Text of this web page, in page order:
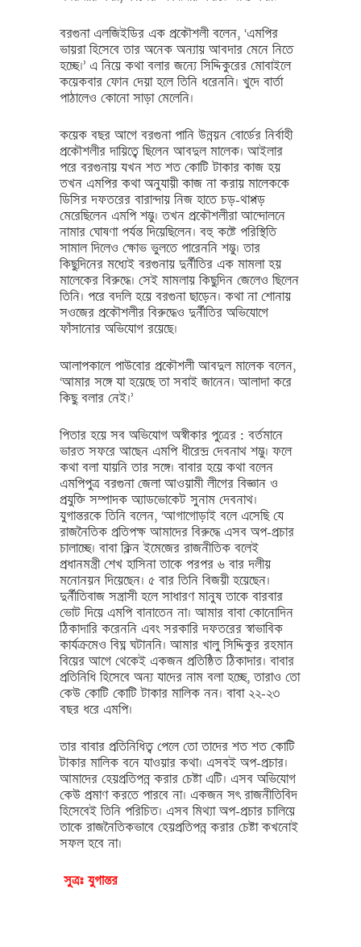
বরগুনা এলজিইডির এক প্রকৌশলী বলেন, ‘এমপির
ভায়রা হিসেবে তার অনেক অন্যায় আবদার মেনে নিতে
হচ্ছে।’ এ নিয়ে কথা বলার জন্যে সিদ্দিকুরের মোবাইলে
কয়েকবার ফোন দেয়া হলে তিনি ধরেননি। খুদে বার্তা
পাঠালেও কোনো সাড়া মেলেনি।
কয়েক বছর আগে বরগুনা পানি উন্নয়ন বোর্ডের নির্বাহী
প্রকৌশলীর দায়িত্বে ছিলেন আবদুল মালেক। আইলার
পরে বরগুনায় যখন শত শত কোটি টাকার কাজ হয়
তখন এমপির কথা অনুযায়ী কাজ না করায় মালেককে
ডিসির দফতরের বারান্দায় নিজ হাতে চড়-থাপ্পড়
মেরেছিলেন এমপি শম্ভু। তখন প্রকৌশলীরা আন্দোলনে
নামার ঘোষণা পর্যন্ত দিয়েছিলেন। বহু কষ্টে পরিস্থিতি
সামাল দিলেও ক্ষোভ ভুলতে পারেননি শম্ভু। তার
কিছুদিনের মধ্যেই বরগুনায় দুর্নীতির এক মামলা হয়
মালেকের বিরুদ্ধে। সেই মামলায় কিছুদিন জেলেও ছিলেন
তিনি। পরে বদলি হয়ে বরগুনা ছাড়েন। কথা না শোনায়
সওজের প্রকৌশলীর বিরুদ্ধেও দুর্নীতির অভিযোগে
ফাঁসানোর অভিযোগ রয়েছে।
আলাপকালে পাউবোর প্রকৌশলী আবদুল মালেক বলেন,
‘আমার সঙ্গে যা হয়েছে তা সবাই জানেন। আলাদা করে
কিছু বলার নেই।’
পিতার হয়ে সব অভিযোগ অস্বীকার পুত্রের : বর্তমানে
ভারত সফরে আছেন এমপি ধীরেন্দ্র দেবনাথ শম্ভু। ফলে
কথা বলা যায়নি তার সঙ্গে। বাবার হয়ে কথা বলেন
এমপিপুত্র বরগুনা জেলা আওয়ামী লীগের বিজ্ঞান ও
প্রযুক্তি সম্পাদক অ্যাডভোকেট সুনাম দেবনাথ।
যুগান্তরকে তিনি বলেন, ‘আগাগোড়াই বলে এসেছি যে
রাজনৈতিক প্রতিপক্ষ আমাদের বিরুদ্ধে এসব অপ-প্রচার
চালাচ্ছে। বাবা ক্লিন ইমেজের রাজনীতিক বলেই
প্রধানমন্ত্রী শেখ হাসিনা তাকে পরপর ৬ বার দলীয়
মনোনয়ন দিয়েছেন। ৫ বার তিনি বিজয়ী হয়েছেন।
দুর্নীতিবাজ সন্ত্রাসী হলে সাধারণ মানুষ তাকে বারবার
ভোট দিয়ে এমপি বানাতেন না। আমার বাবা কোনোদিন
ঠিকাদারি করেননি এবং সরকারি দফতরের স্বাভাবিক
কার্যক্রমেও বিঘ্ন ঘটাননি। আমার খালু সিদ্দিকুর রহমান
বিয়ের আগে থেকেই একজন প্রতিষ্ঠিত ঠিকাদার। বাবার
প্রতিনিধি হিসেবে অন্য যাদের নাম বলা হচ্ছে, তারাও তো
কেউ কোটি কোটি টাকার মালিক নন। বাবা ২২-২৩
বছর ধরে এমপি।
তার বাবার প্রতিনিধিত্ব পেলে তো তাদের শত শত কোটি
টাকার মালিক বনে যাওয়ার কথা। এসবই অপ-প্রচার।
আমাদের হেয়প্রতিপন্ন করার চেষ্টা এটি। এসব অভিযোগ
কেউ প্রমাণ করতে পারবে না। একজন সৎ রাজনীতিবিদ
হিসেবেই তিনি পরিচিত। এসব মিথ্যা অপ-প্রচার চালিয়ে
তাকে রাজনৈতিকভাবে হেয়প্রতিপন্ন করার চেষ্টা কখনোই
সফল হবে না।
সুত্রঃ যুগান্তর